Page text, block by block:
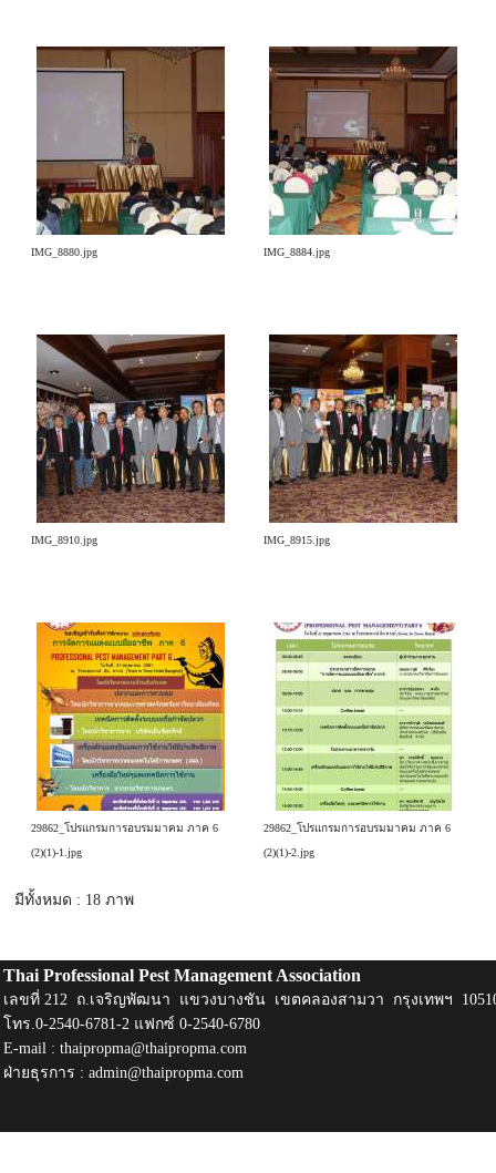
IMG_8880.jpg IMG_8884.jpg
IMG_8910.jpg IMG_8915.jpg
29862_โปรแกรมการอบรมมาคม ภาค 6
(2)(1)-1.jpg
29862_โปรแกรมการอบรมมาคม ภาค 6
(2)(1)-2.jpg
มีทั้งหมด : 18 ภาพ
Thai Professional Pest Management Association
เลขที่ 212 ถ.เจริญพัฒนา แขวงบางชัน เขตคลองสามวา กรุงเทพฯ
โทร.0-2540-6781-2 แฟกซ์ 0-2540-6780
E-mail : thaipropma@thaipropma.com
ฝ่ายธุรการ : admin@thaipropma.com